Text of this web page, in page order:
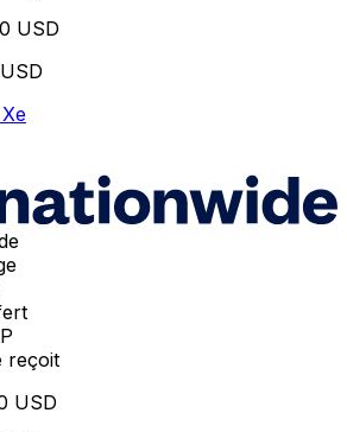
USD
reçoit
USD